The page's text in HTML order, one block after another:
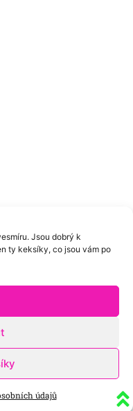
Jsou dobrý k
ty keksíky, co jsou vám po
údajů